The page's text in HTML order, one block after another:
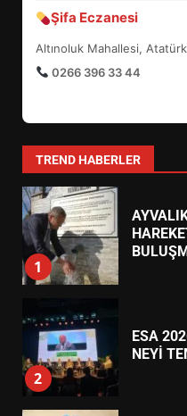
Şifa Eczanesi
Altınoluk Mahallesi,
0266 396 33 44
TREND HABERLER
6
7
YENİ
1
2
ESA
NEYİ